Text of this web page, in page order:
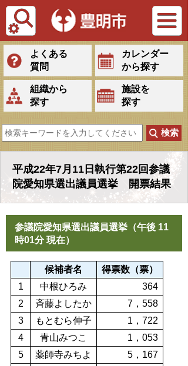
Tiếng Việt
よくある
質問
カレンダー
から探す
組織から
探す
施設を
探す
平成22年7月11日執行第22回参議
院愛知県選出議員選挙 開票結果
参議院愛知県選出議員選挙（午後 11
時01分 現在）
候補者名
得票数（票）
1
中根ひろみ
364
2
斉藤よしたか
7，558
3
もとむら伸子
1，722
4
青山みつこ
1，053
5
薬師寺みちよ
5，167